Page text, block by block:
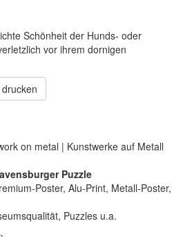
Schönheit der Hunds- oder
vor ihrem dornigen
drucken
on metal | Kunstwerke auf Metall
Puzzle
Poster, Alu-Print, Metall-Poster,
Puzzles u.a.